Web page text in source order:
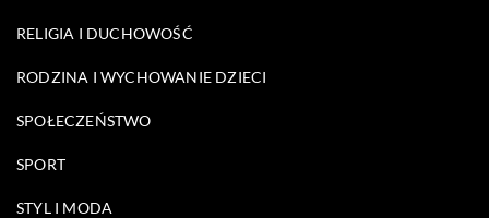
RELIGIA I DUCHOWOŚĆ
RODZINA I WYCHOWANIE DZIECI
SPOŁECZEŃSTWO
SPORT
STYL I MODA